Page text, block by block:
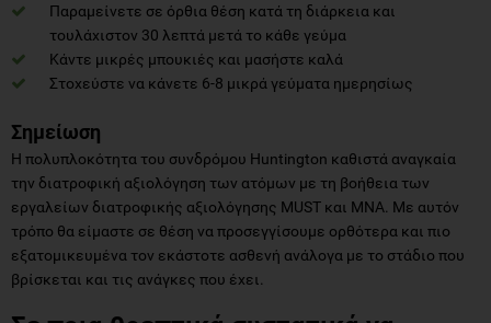
Παραμείνετε σε όρθια θέση κατά τη διάρκεια και
τουλάχιστον 30 λεπτά μετά το κάθε γεύμα
Κάντε μικρές μπουκιές και μασήστε καλά
Στοχεύστε να κάνετε 6-8 μικρά γεύματα ημερησίως
Σημείωση
Η πολυπλοκότητα του συνδρόμου Huntington καθιστά αναγκαία
την διατροφική αξιολόγηση των ατόμων με τη βοήθεια των
εργαλείων διατροφικής αξιολόγησης MUST και MNA. Με αυτόν
τρόπο θα είμαστε σε θέση να προσεγγίσουμε ορθότερα και πιο
εξατομικευμένα τον εκάστοτε ασθενή ανάλογα με το στάδιο που
βρίσκεται και τις ανάγκες που έχει.